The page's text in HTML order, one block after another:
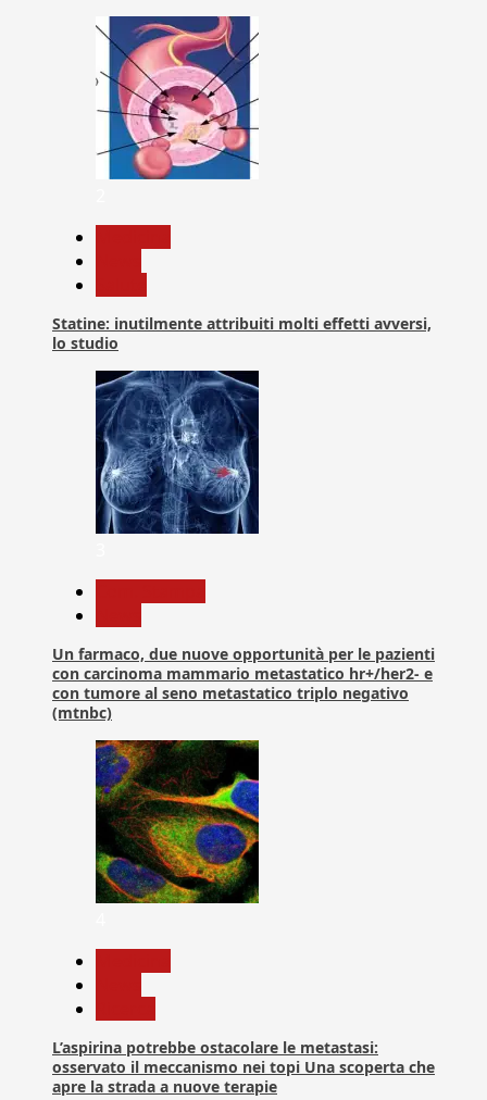
Statine: inutilmente attribuiti molti effetti avversi,
lo studio
Un farmaco, due nuove opportunità per le pazienti
con carcinoma mammario metastatico hr+/her2- e
con tumore al seno metastatico triplo negativo
(mtnbc)
L’aspirina potrebbe ostacolare le metastasi:
osservato il meccanismo nei topi Una scoperta che
apre la strada a nuove terapie